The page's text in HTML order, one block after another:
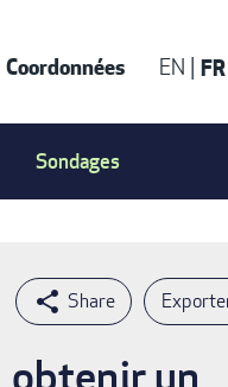
Coordonnées EN FR
Sondages
un